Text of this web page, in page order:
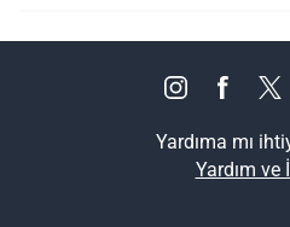
Yardıma mı
Yardım ve